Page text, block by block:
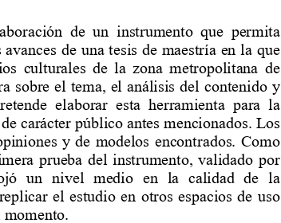
de  un  instrumento que  permita
de una tesis de maestría en la que
culturales  de  la  zona  metropolitana  de
sobre el tema el análisis del contenido y
elaborar esta herramienta para  la
carácter público antes mencionados. Los
y de modelos encontrados. Como
prueba  del  instrumento,  validado  por
un  nivel  medio  en  la  calidad  de  la
el estudio en  otros  espacios  de  uso
momento.